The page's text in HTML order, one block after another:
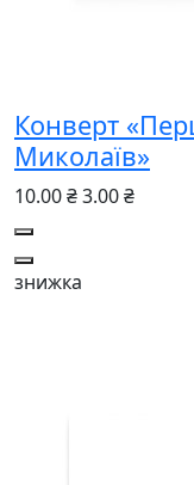
Конверт
Миколаїв»
10.00 ₴3.00 ₴
знижка